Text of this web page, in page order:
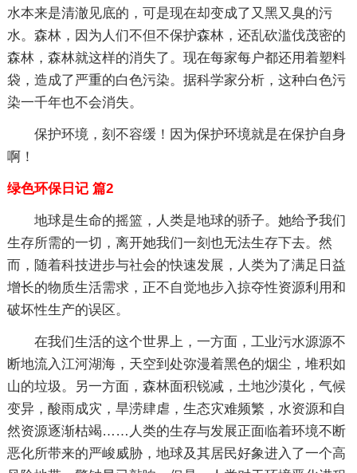
水本来是清澈见底的，可是现在却变成了又黑又臭的污
水。森林，因为人们不但不保护森林，还乱砍滥伐茂密的
森林，森林就这样的消失了。现在每家每户都还用着塑料
袋，造成了严重的白色污染。据科学家分析，这种白色污
染一千年也不会消失。
保护环境，刻不容缓！因为保护环境就是在保护自身
啊！
绿色环保日记 篇2
地球是生命的摇篮，人类是地球的骄子。她给予我们
生存所需的一切，离开她我们一刻也无法生存下去。然
而，随着科技进步与社会的快速发展，人类为了满足日益
增长的物质生活需求，正不自觉地步入掠夺性资源利用和
破坏性生产的误区。
在我们生活的这个世界上，一方面，工业污水源源不
断地流入江河湖海，天空到处弥漫着黑色的烟尘，堆积如
山的垃圾。另一方面，森林面积锐减，土地沙漠化，气候
变异，酸雨成灾，旱涝肆虐，生态灾难频繁，水资源和自
然资源逐渐枯竭……人类的生存与发展正面临着环境不断
恶化所带来的严峻威胁，地球及其居民好象进入了一个高